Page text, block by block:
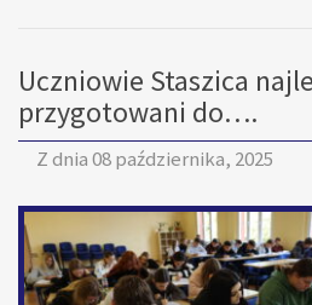
Uczniowie Staszica
przygotowani do….
Z dnia08 października, 2025